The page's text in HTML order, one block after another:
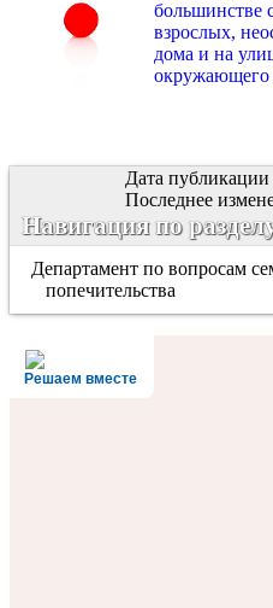
большинстве
взрослых,
дома и на
окружающего
Дата публикации
Последнее
Навигация по
Департамент по вопросам
попечительства
Решаем вместе